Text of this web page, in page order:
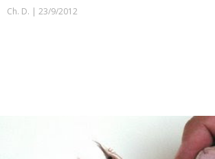
Ch. D. | 23/9/2012